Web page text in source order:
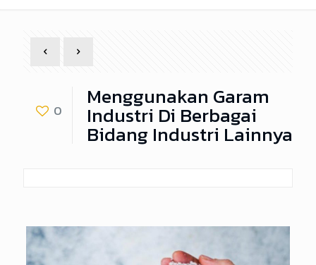
0 Menggunakan Garam
Industri Di Berbagai
Bidang Industri Lainnya